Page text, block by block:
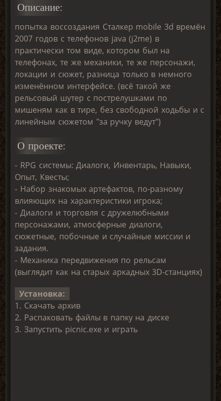
Описание:
попытка воссоздания Сталкер mobile 3d времён
2007 годов с телефонов java (j2me) в
практически том виде, котором был на
телефонах, те же механики, те же персонажи,
локации и сюжет, разница только в немного
изменённом интерфейсе. (всё такой же
рельсовый шутер с пострелушками по
мишеням как в тире, без свободной ходьбы и с
линейным сюжетом "за ручку ведут")
О проекте:
- RPG системы: Диалоги, Инвентарь, Навыки,
Опыт, Квесты;
- Набор знакомых артефактов, по-разному
влияющих на характеристики игрока;
- Диалоги и торговля с дружелюбными
персонажами, атмосферные диалоги,
сюжетные, побочные и случайные миссии и
задания.
- Механика передвижения по рельсам
(выглядит как на старых аркадных 3D-станциях)
Установка:
1. Скачать архив
2. Распаковать файлы в папку на диске
3. Запустить picnic.exe и играть